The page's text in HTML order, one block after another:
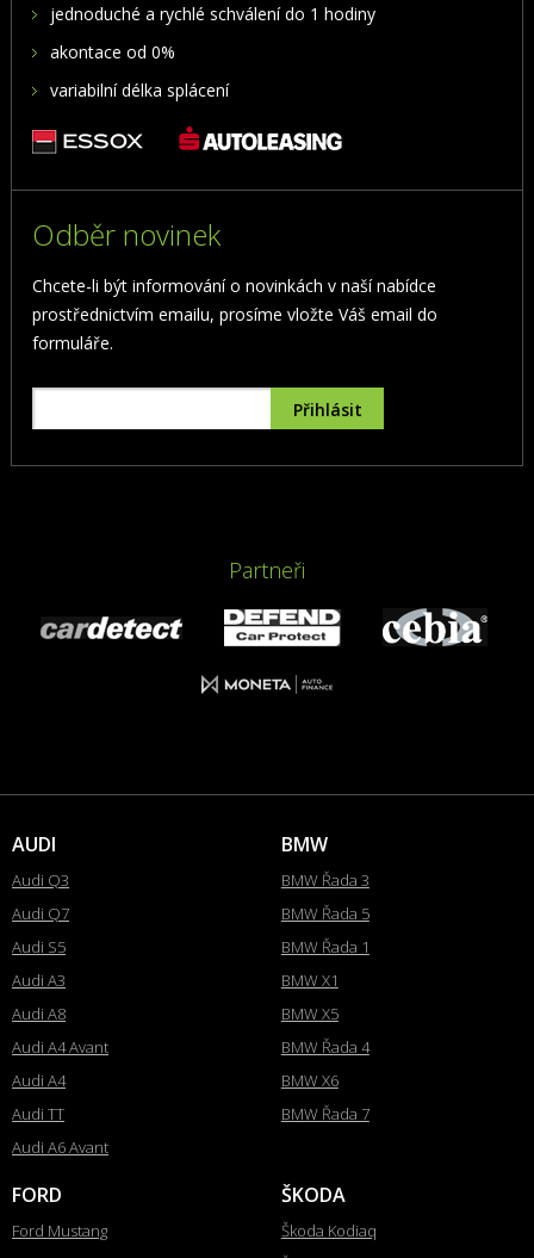
jednoduché a rychlé schválení do 1 hodiny
akontace od 0%
variabilní délka splácení
Odběr novinek
Chcete-li být informování o novinkách v naší nabídce
prostřednictvím emailu, prosíme vložte Váš email do
formuláře.
Partneři
AUDI
Audi Q3
Audi Q7
Audi S5
Audi A3
Audi A8
Audi A4 Avant
Audi A4
Audi TT
Audi A6 Avant
BMW
BMW Řada 3
BMW Řada 5
BMW Řada 1
BMW X1
BMW X5
BMW Řada 4
BMW X6
BMW Řada 7
FORD
Ford Mustang
ŠKODA
Škoda Kodiaq